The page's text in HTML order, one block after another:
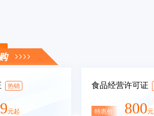
热销
元起
食品经营许可证
特惠价 800